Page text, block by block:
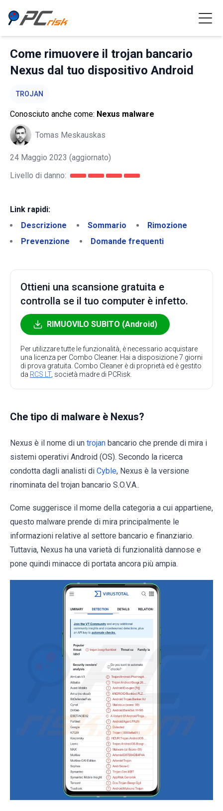
Come rimuovere il trojan bancario
Nexus dal tuo dispositivo Android
TROJAN
Conosciuto anche come: Nexus malware
Tomas Meskauskas
24 Maggio 2023 (aggiornato)
Livello di danno:
Link rapidi:
Descrizione
Sommario
Rimozione
Prevenzione
Domande frequenti
Ottieni una scansione gratuita e
controlla se il tuo computer è infetto.
RIMUOVILO SUBITO (Android)
Per utilizzare tutte le funzionalità, è necessario acquistare
una licenza per Combo Cleaner. Hai a disposizione 7 giorni
di prova gratuita. Combo Cleaner è di proprietà ed è gestito
da RCS LT, società madre di PCRisk.
Che tipo di malware è Nexus?
Nexus è il nome di un trojan bancario che prende di mira i
sistemi operativi Android (OS). Secondo la ricerca
condotta dagli analisti di Cyble, Nexus è la versione
rinominata del trojan bancario S.O.V.A..
Come suggerisce il mome della categoria a cui appartiene,
questo malware prende di mira principalmente le
informazioni relative al settore bancario e finanziario.
Tuttavia, Nexus ha una varietà di funzionalità dannose e
pone quindi minacce di portata ancora più ampia.